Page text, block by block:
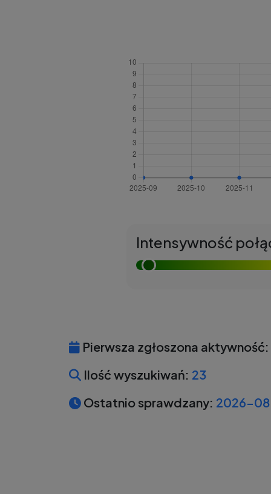
Intensywność
Pierwsza zgłoszona aktywność:
Ilość wyszukiwań: 23
Ostatnio sprawdzany: 2026-